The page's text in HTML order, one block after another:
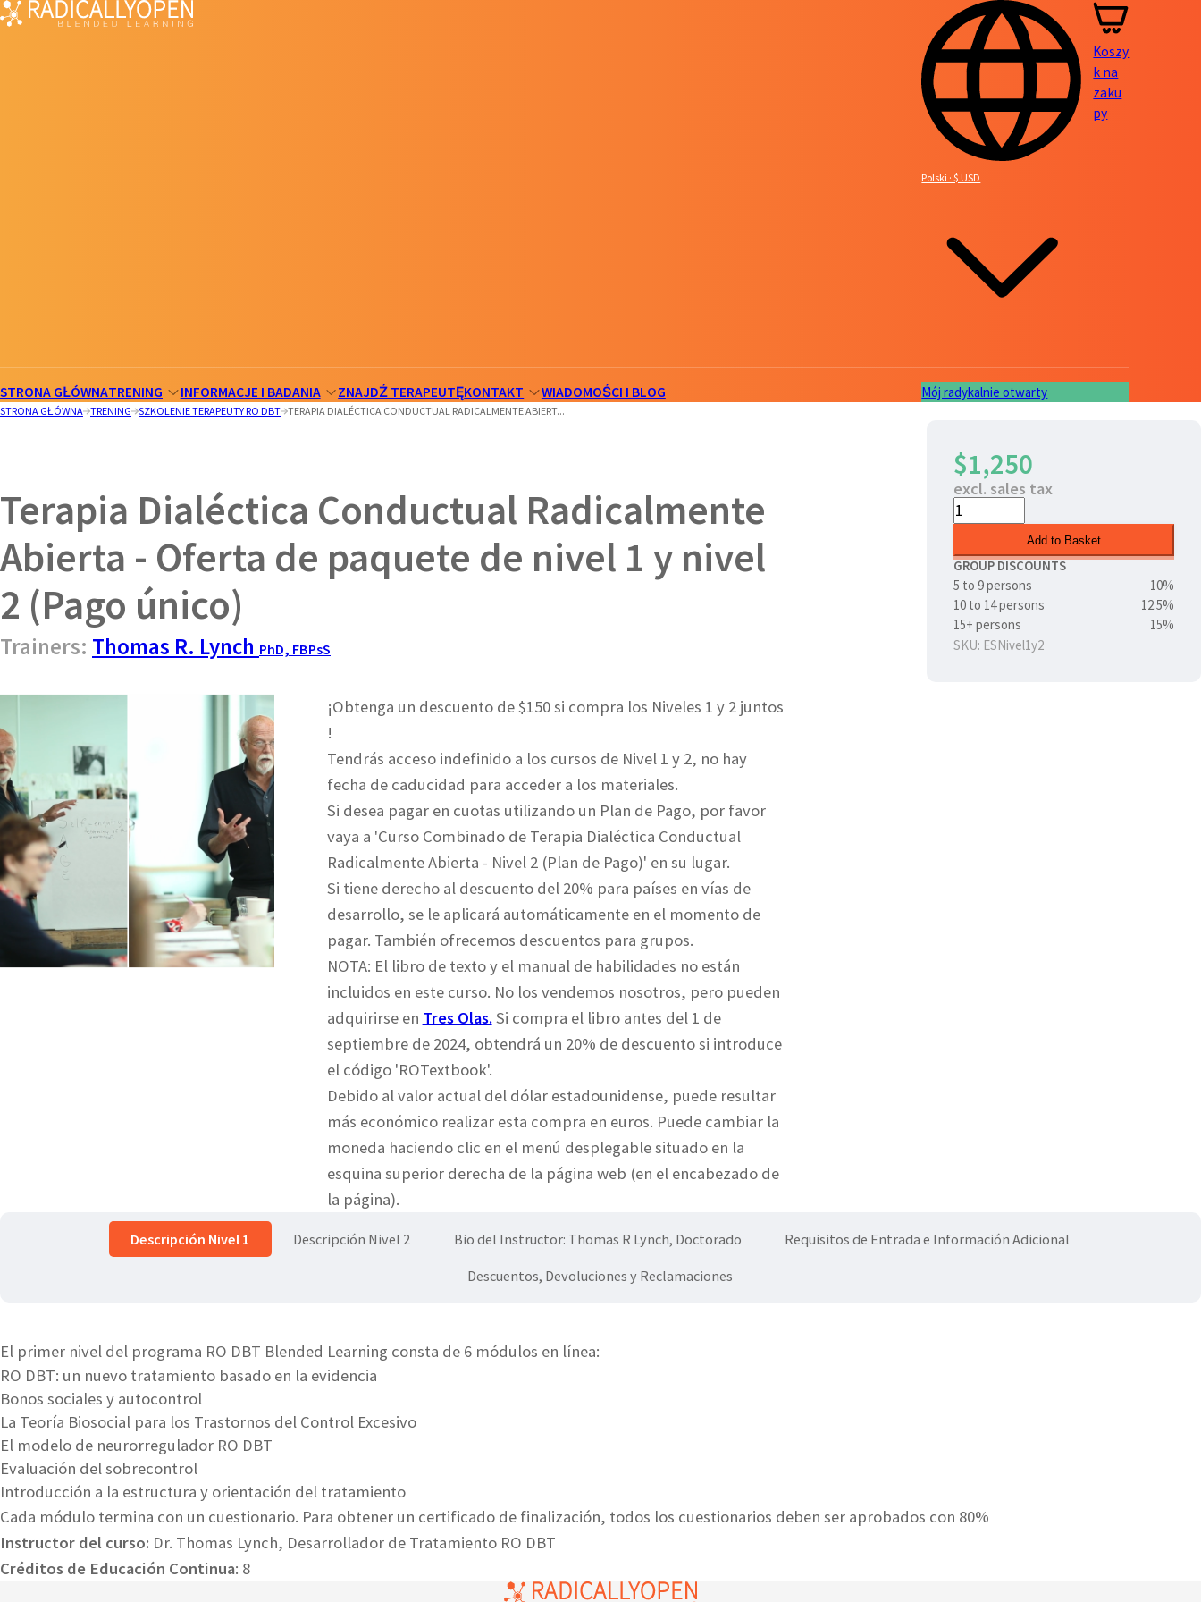
Polski · $ USD
Koszy
k na
zaku
py
STRONA GŁÓWNATRENING INFORMACJE I BADANIA ZNAJDŹ TERAPEUTĘKONTAKT WIADOMOŚCI I BLOG Mój radykalnie otwarty
STRONA GŁÓWNA TRENING SZKOLENIE TERAPEUTY RO DBT TERAPIA DIALÉCTICA CONDUCTUAL RADICALMENTE ABIERT...
Terapia Dialéctica Conductual Radicalmente
Abierta - Oferta de paquete de nivel 1 y nivel
2 (Pago único)
Trainers: Thomas R. Lynch PhD, FBPsS
¡Obtenga un descuento de $150 si compra los Niveles 1 y 2 juntos
!
Tendrás acceso indefinido a los cursos de Nivel 1 y 2, no hay
fecha de caducidad para acceder a los materiales.
Si desea pagar en cuotas utilizando un Plan de Pago, por favor
vaya a 'Curso Combinado de Terapia Dialéctica Conductual
Radicalmente Abierta - Nivel 2 (Plan de Pago)' en su lugar.
Si tiene derecho al descuento del 20% para países en vías de
desarrollo, se le aplicará automáticamente en el momento de
pagar. También ofrecemos descuentos para grupos.
NOTA: El libro de texto y el manual de habilidades no están
incluidos en este curso. No los vendemos nosotros, pero pueden
adquirirse en Tres Olas.Si compra el libro antes del 1 de
septiembre de 2024, obtendrá un 20% de descuento si introduce
el código 'ROTextbook'.
Debido al valor actual del dólar estadounidense, puede resultar
más económico realizar esta compra en euros. Puede cambiar la
moneda haciendo clic en el menú desplegable situado en la
esquina superior derecha de la página web (en el encabezado de
la página).
$1,250
excl. sales tax
Add to Basket
GROUP DISCOUNTS
5 to 9 persons
10%
10 to 14 persons
12.5%
15+ persons
15%
SKU: ESNivel1y2
Descripción Nivel 1 Descripción Nivel 2 Bio del Instructor: Thomas R Lynch, Doctorado Requisitos de Entrada e Información Adicional
Descuentos, Devoluciones y Reclamaciones
El primer nivel del programa RO DBT Blended Learning consta de 6 módulos en línea:
RO DBT: un nuevo tratamiento basado en la evidencia
Bonos sociales y autocontrol
La Teoría Biosocial para los Trastornos del Control Excesivo
El modelo de neurorregulador RO DBT
Evaluación del sobrecontrol
Introducción a la estructura y orientación del tratamiento
Cada módulo termina con un cuestionario. Para obtener un certificado de finalización, todos los cuestionarios deben ser aprobados con 80%
Instructor del curso: Dr. Thomas Lynch, Desarrollador de Tratamiento RO DBT
Créditos de Educación Continua: 8